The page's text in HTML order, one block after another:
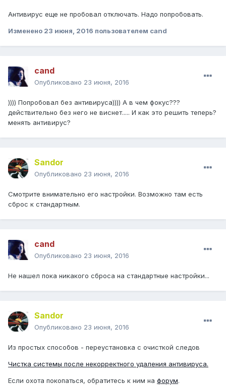
Антивирус еще не пробовал отключать. Надо попробовать.
Изменено 23 июня, 2016 пользователем cand
cand
Опубликовано 23 июня, 2016
)))) Попробовал без антивируса)))) А в чем фокус???
действительно без него не виснет..... И как это решить теперь?
менять антивирус?
Sandor
Опубликовано 23 июня, 2016
Смотрите внимательно его настройки. Возможно там есть
сброс к стандартным.
cand
Опубликовано 23 июня, 2016
Не нашел пока никакого сброса на стандартные настройки...
Sandor
Опубликовано 23 июня, 2016
Из простых способов - переустановка с очисткой следов
Чистка системы после некорректного удаления антивируса.
Если охота покопаться, обратитесь к ним на форум.